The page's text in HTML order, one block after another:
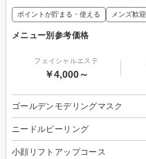
ポイントが貯まる・使える メンズ歓迎
メニュー別参考価格
フェイシャルエステ
￥4,000～
ゴールデンモデリングマスク
ニードルピーリング
小顔リフトアップコース